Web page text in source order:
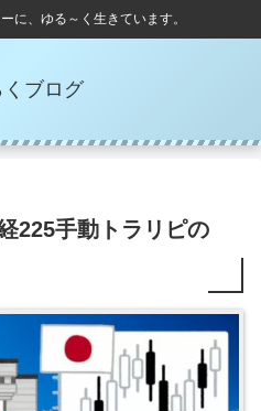
に、ゆる～く生きています。
くブログ
225手動トラリピの